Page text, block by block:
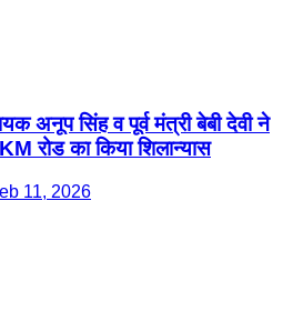
अनूप सिंह व पूर्व मंत्री बेबी देवी ने
रोड का किया शिलान्यास
11, 2026